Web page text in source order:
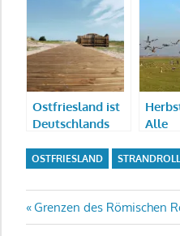
Ostfriesland ist
Deutschlands
zertifizierte
Alle
OSTFRIESLAND
Vorheriger
Beitrag:
Grenzen des Römischen